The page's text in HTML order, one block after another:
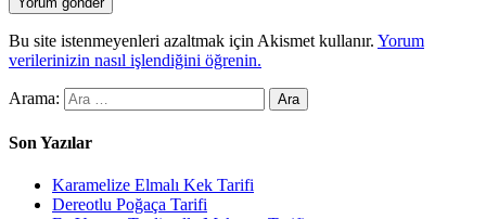
Bu site istenmeyenleri azaltmak için Akismet kullanır. Yorum
verilerinizin nasıl işlendiğini öğrenin.
Arama:
Son Yazılar
Karamelize Elmalı Kek Tarifi
Dereotlu Poğaça Tarifi